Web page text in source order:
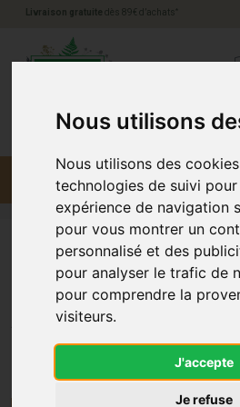
Nous utilisons
Nous utilisons des
technologies de suivi
expérience de navigation
pour vous montrer un
personnalisé et des
pour analyser le trafic de
pour comprendre la
visiteurs.
J'accepte
Je refuse
Livraison gratuite dès 89€ d’achats *
Menu
Doigt et attelle
Attelles de Doigt et
Les attelles de doigt sont des
pour offrir un soutien
Elles sont souvent utilisées après